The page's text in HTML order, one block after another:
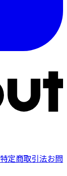
特定商取引法お問